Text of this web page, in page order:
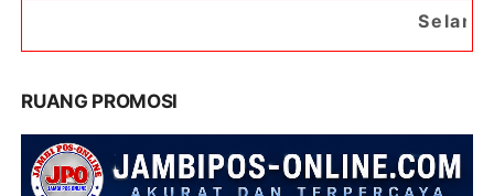
Selamat Datang di
RUANG PROMOSI